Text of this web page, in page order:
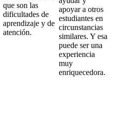
que son las
dificultades de
aprendizaje y de
atención.
apoyar a otros
estudiantes en
circunstancias
similares. Y esa
puede ser una
experiencia
muy
enriquecedora.